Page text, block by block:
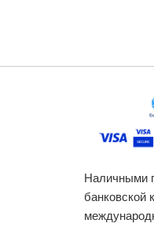
Наличными
банковской